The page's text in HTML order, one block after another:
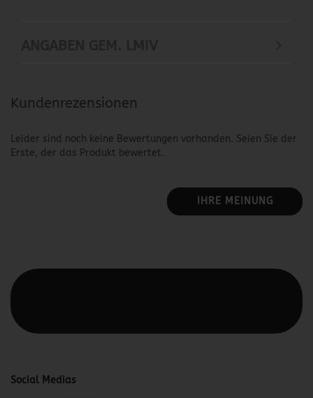
Kundenrezensionen
Leider sind noch keine Bewertungen vorhanden. Seien Sie der
Erste, der das Produkt bewertet.
IHRE MEINUNG
Social Medias